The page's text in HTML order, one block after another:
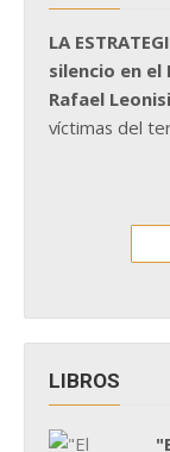
LA
silencio en el
Rafael
víctimas del
LIBROS